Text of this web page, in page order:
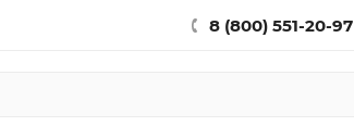
8 (800) 551-20-97